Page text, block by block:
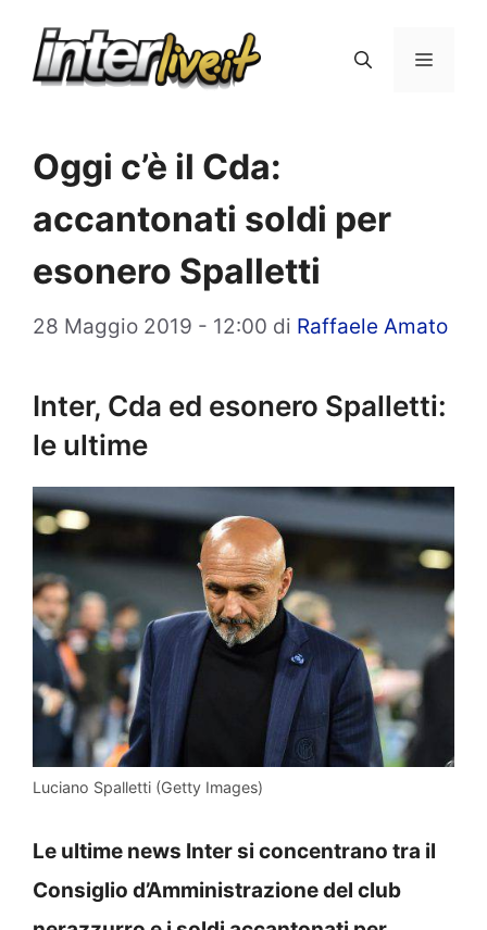
Menu
Oggi c’è il Cda:
accantonati soldi per
esonero Spalletti
28 Maggio 2019 - 12:00 di Raffaele Amato
Inter, Cda ed esonero Spalletti:
le ultime
Luciano Spalletti (Getty Images)
Le ultime news Inter si concentrano tra il
Consiglio d’Amministrazione del club